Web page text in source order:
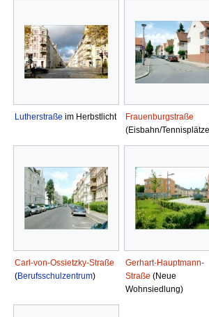
Lutherstraße im Herbstlicht
Frauenburgstraße
(Eisbahn/
Carl-von-Ossietzky-Straße
(Berufsschulzentrum)
Gerhart-Hauptmann-
Straße (Neue
Wohnsiedlung)